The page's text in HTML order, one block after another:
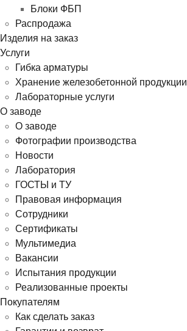
Блоки ФБП
Распродажа
Изделия на заказ
Услуги
Гибка арматуры
Хранение железобетонной продукции
Лабораторные услуги
О заводе
О заводе
Фотографии производства
Новости
Лаборатория
ГОСТЫ и ТУ
Правовая информация
Сотрудники
Сертификаты
Мультимедиа
Вакансии
Испытания продукции
Реализованные проекты
Покупателям
Как сделать заказ